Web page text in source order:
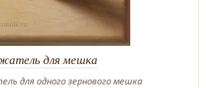
для мешка
для одного зернового мешка